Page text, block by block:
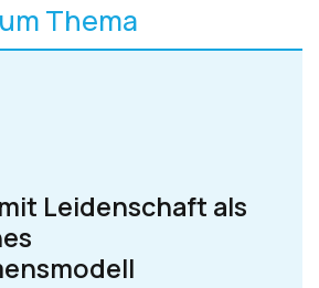
Thema
Leidenschaft als